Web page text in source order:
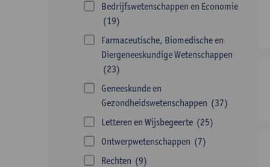
Bedrijfswetenschappen en Economie
(19)
Farmaceutische, Biomedische en
Diergeneeskundige Wetenschappen
(23)
Geneeskunde en
Gezondheidswetenschappen (37)
Letteren en Wijsbegeerte (25)
Ontwerpwetenschappen (7)
Rechten (9)